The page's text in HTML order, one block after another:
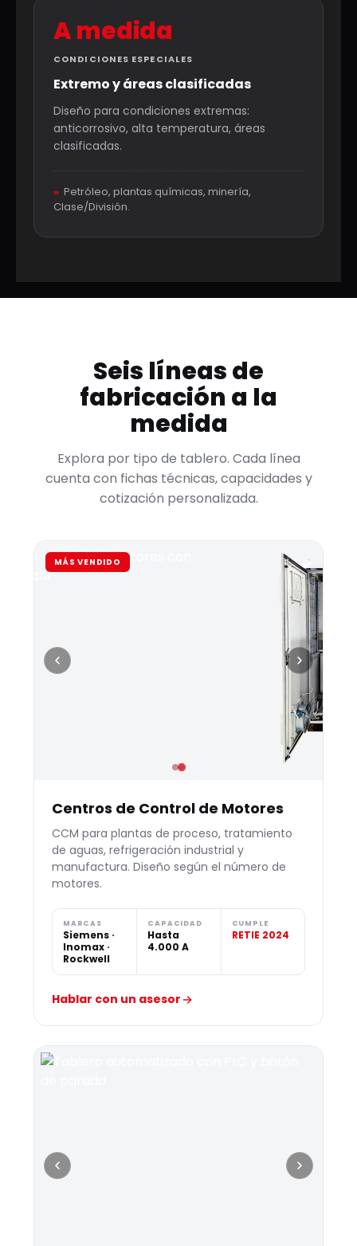
A medida
CONDICIONES ESPECIALES
Extremo y áreas clasificadas
Diseño para condiciones extremas:
anticorrosivo, alta temperatura, áreas
clasificadas.
» Petróleo, plantas químicas, minería,
Clase/División.
Seis líneas de
fabricación a la
medida
Explora por tipo de tablero. Cada línea
cuenta con fichas técnicas, capacidades y
cotización personalizada.
MÁS VENDIDO
Centros de Control de Motores
CCM para plantas de proceso, tratamiento
de aguas, refrigeración industrial y
manufactura. Diseño según el número de
motores.
MARCAS
Siemens ·
Inomax ·
Rockwell
CAPACIDAD
Hasta
4.000 A
CUMPLE
RETIE 2024
Hablar con un asesor